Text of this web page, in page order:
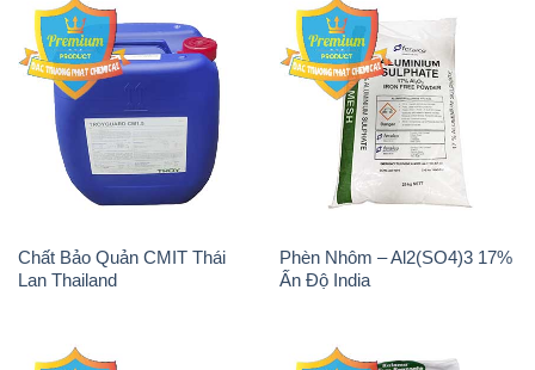
Chất Bảo Quản CMIT Thái
Lan Thailand
Phèn Nhôm – Al2(SO4)3 17%
Ấn Độ India